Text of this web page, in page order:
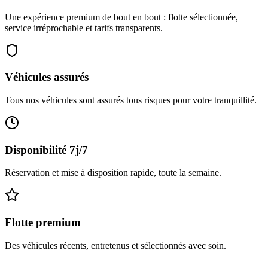
Une expérience premium de bout en bout : flotte sélectionnée,
service irréprochable et tarifs transparents.
Véhicules assurés
Tous nos véhicules sont assurés tous risques pour votre tranquillité.
Disponibilité 7j/7
Réservation et mise à disposition rapide, toute la semaine.
Flotte premium
Des véhicules récents, entretenus et sélectionnés avec soin.